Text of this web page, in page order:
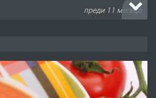
преди 1 година
преди 1 година